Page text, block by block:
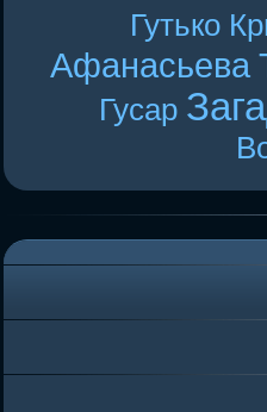
Гутько
Афанасьева
Гусар